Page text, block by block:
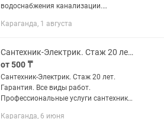
водоснабжения канализации.
раковины смесителя. Прочистка
Караганда, 1 августа
Сантехник-Электрик. Стаж 20 лет. Гарантия. Все виды работ.
от 500 ₸
Сантехник-Электрик. Стаж 20 лет.
Гарантия. Все виды работ.
Профессиональные услуги сантехника
Караганда, 6 июня